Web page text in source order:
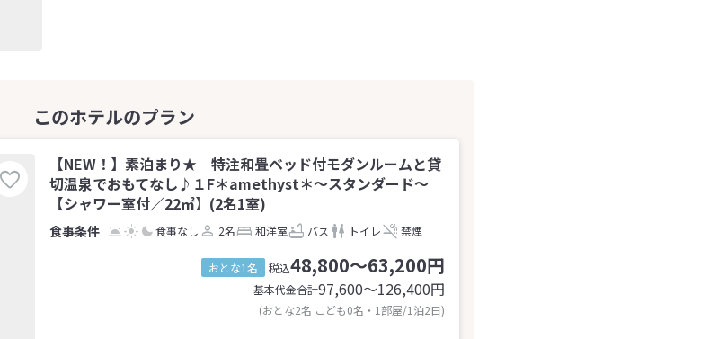
【NEW！】素泊まり★ 特注和畳ベッド付モダンルームと貸
切温泉でおもてなし♪１F＊amethyst＊～スタンダード～
【シャワー室付／22㎡】(2名1室)
食事なし 2名 和洋室 バス トイレ 禁煙
おとな1名 税込48,800～63,200円
基本代金合計97,600〜126,400円
(おとな2名 こども0名・1部屋/1泊2日)